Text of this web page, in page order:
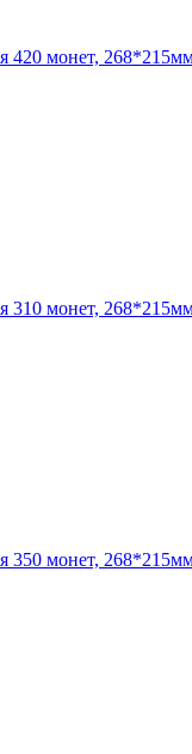
420 монет,
310 монет,
350 монет,